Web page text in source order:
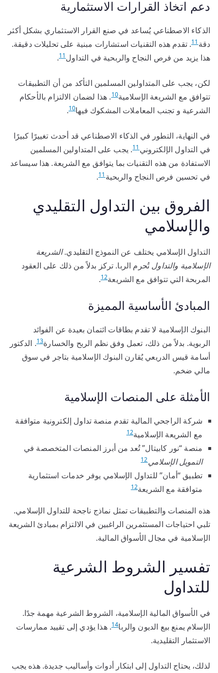
دعم اتخاذ القرارات الاستثمارية
الذكاء الاصطناعي يُساعد في صنع القرار الاستثماري بشكل أكثر
دقة11. تقدم هذه التقنيات استشارات مبنية على تحليلات دقيقة.
هذا يزيد من فرص النجاح والربحية في التداول11
.
لكن، يجب على المتداولين المسلمين التأكد من أن التطبيقات
تتوافق مع الشريعة الإسلامية10. هذا لضمان الالتزام بالأحكام
الشرعية و تجنب المعاملات المشكوك فيها10
.
في النهاية، التطور في الذكاء الاصطناعي قد أحدث تغييرًا كبيرًا
في التداول الإلكتروني11. يجب على المتداولين المسلمين
الاستفادة من هذه التقنيات بما يتوافق مع الشريعة. هذا سيساعد
في تحسين فرص النجاح والربحية11
.
الفروق بين التداول التقليدي
والإسلامي
التداول الإسلامي يختلف عن النموذج التقليدي.الشريعة
الإسلامية والتداولتُحرم الربا. تركز بدلاً من ذلك على العقود
المربحة التي تتوافق مع الشريعة12
.
المبادئ الأساسية المميزة
البنوك الإسلامية لا تقدم بطاقات ائتمان بعيدة عن الفوائد
الربوية. بدلاً من ذلك، تعمل وفق نظم الربح والخسارة13. الدكتور
أسامة قيس الدريعي يُقارن البنوك الإسلامية بتاجر في سوق
مالي ضخم.
الأمثلة على المنصات الإسلامية
شركة الراجحي المالية تقدم منصة تداول إلكترونية متوافقة
مع الشريعة الإسلامية12
منصة “نور كابيتال” تُعد من أبرز المنصات المتخصصة في
التمويل الإسلامي12
تطبيق “أمان” للتداول الإسلامي يوفر خدمات استثمارية
متوافقة مع الشريعة12
هذه المنصات والتطبيقات تمثل نماذج ناجحة للتداول الإسلامي.
تلبي احتياجات المستثمرين الراغبين في الالتزام بمبادئ الشريعة
الإسلامية في مجال الأسواق المالية.
تفسير الشروط الشرعية
للتداول
في الأسواق المالية الإسلامية، الشروط الشرعية مهمة جدًا.
الإسلام يمنع بيع الديون والربا14. هذا يؤدي إلى تقييد ممارسات
الاستثمار التقليدية.
لذلك، يحتاج التداول إلى ابتكار أدوات وأساليب جديدة. هذه يجب